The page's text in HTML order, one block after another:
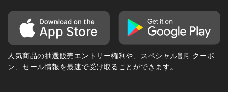
人気商品の抽選販売エントリー権利や、スペシャル割引クーポ
ン、セール情報を最速で受け取ることができます。